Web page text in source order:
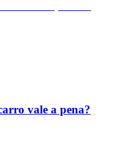
vale a pena?